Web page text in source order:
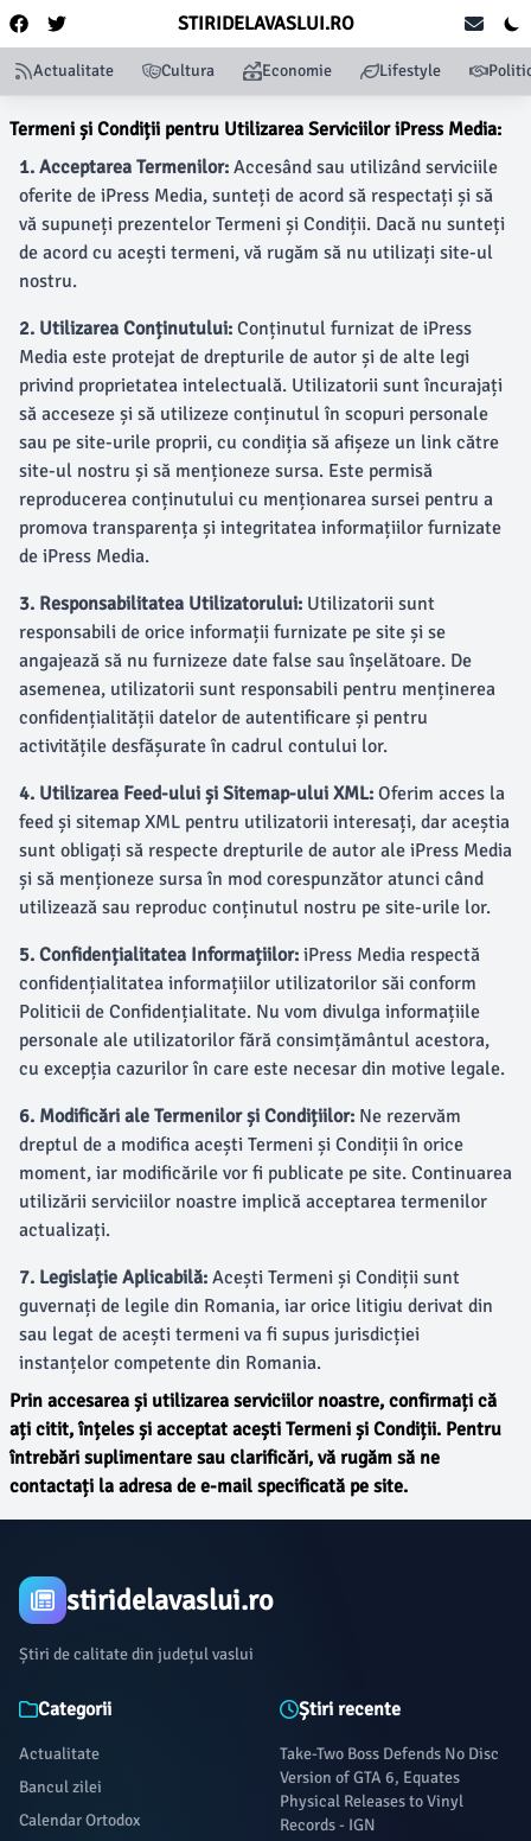
STIRIDELAVASLUI.RO
Actualitate Cultura Economie Lifestyle
Termeni și Condiții pentru Utilizarea Serviciilor iPress Media:
1. Acceptarea Termenilor: Accesând sau utilizând serviciile
oferite de iPress Media, sunteți de acord să respectați și să
vă supuneți prezentelor Termeni și Condiții. Dacă nu sunteți
de acord cu acești termeni, vă rugăm să nu utilizați site-ul
nostru.
2. Utilizarea Conținutului: Conținutul furnizat de iPress
Media este protejat de drepturile de autor și de alte legi
privind proprietatea intelectuală. Utilizatorii sunt încurajați
să acceseze și să utilizeze conținutul în scopuri personale
sau pe site-urile proprii, cu condiția să afișeze un link către
site-ul nostru și să menționeze sursa. Este permisă
reproducerea conținutului cu menționarea sursei pentru a
promova transparența și integritatea informațiilor furnizate
de iPress Media.
3. Responsabilitatea Utilizatorului: Utilizatorii sunt
responsabili de orice informații furnizate pe site și se
angajează să nu furnizeze date false sau înșelătoare. De
asemenea, utilizatorii sunt responsabili pentru menținerea
confidențialității datelor de autentificare și pentru
activitățile desfășurate în cadrul contului lor.
4. Utilizarea Feed-ului și Sitemap-ului XML: Oferim acces la
feed și sitemap XML pentru utilizatorii interesați, dar aceștia
sunt obligați să respecte drepturile de autor ale iPress Media
și să menționeze sursa în mod corespunzător atunci când
utilizează sau reproduc conținutul nostru pe site-urile lor.
5. Confidențialitatea Informațiilor: iPress Media respectă
confidențialitatea informațiilor utilizatorilor săi conform
Politicii de Confidențialitate. Nu vom divulga informațiile
personale ale utilizatorilor fără consimțământul acestora,
cu excepția cazurilor în care este necesar din motive legale.
6. Modificări ale Termenilor și Condițiilor: Ne rezervăm
dreptul de a modifica acești Termeni și Condiții în orice
moment, iar modificările vor fi publicate pe site. Continuarea
utilizării serviciilor noastre implică acceptarea termenilor
actualizați.
7. Legislație Aplicabilă: Acești Termeni și Condiții sunt
guvernați de legile din Romania, iar orice litigiu derivat din
sau legat de acești termeni va fi supus jurisdicției
instanțelor competente din Romania.
Prin accesarea și utilizarea serviciilor noastre, confirmați că
ați citit, înțeles și acceptat acești Termeni și Condiții. Pentru
întrebări suplimentare sau clarificări, vă rugăm să ne
contactați la adresa de e-mail specificată pe site.
stiridelavaslui.ro
Știri de calitate din județul vaslui
Categorii
Actualitate
Bancul zilei
Calendar Ortodox
Știri recente
Take-Two Boss Defends No Disc
Version of GTA 6, Equates
Physical Releases to Vinyl
Records - IGN